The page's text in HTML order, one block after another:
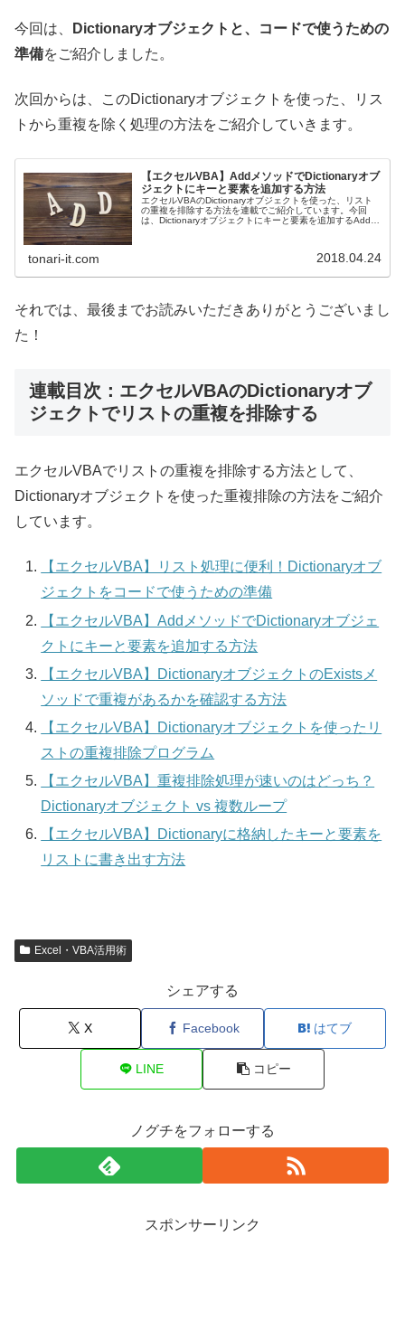
今回は、
Dictionaryオブジェクトと、コードで使うための
準備をご紹介しました。
次回からは、このDictionaryオブジェクトを使った、リス
トから重複を除く処理の方法をご紹介していきます。
【エクセルVBA】AddメソッドでDictionaryオブ
ジェクトにキーと要素を追加する方法
エクセルVBAのDictionaryオブジェクトを使った、リスト
の重複を排除する方法を連載でご紹介しています。今回
は、Dictionaryオブジェクトにキーと要素を追加するAddメ
tonari-it.com 2018.04.24
それでは、最後までお読みいただきありがとうございまし
た！
連載目次：エクセルVBAのDictionaryオブ
ジェクトでリストの重複を排除する
エクセルVBAでリストの重複を排除する方法として、
Dictionaryオブジェクトを使った重複排除の方法をご紹介
しています。
【エクセルVBA】リスト処理に便利！Dictionaryオブ
ジェクトをコードで使うための準備
【エクセルVBA】AddメソッドでDictionaryオブジェ
クトにキーと要素を追加する方法
【エクセルVBA】DictionaryオブジェクトのExistsメ
ソッドで重複があるかを確認する方法
【エクセルVBA】Dictionaryオブジェクトを使ったリ
ストの重複排除プログラム
【エクセルVBA】重複排除処理が速いのはどっち？
Dictionaryオブジェクト vs 複数ループ
【エクセルVBA】Dictionaryに格納したキーと要素を
リストに書き出す方法
Excel・VBA活用術
シェアする
X Facebook はてブ
LINE コピー
ノグチをフォローする
スポンサーリンク